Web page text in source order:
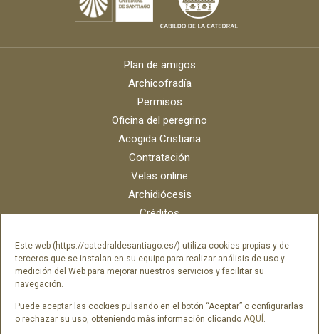
Este web (https://catedraldesantiago.es/) utiliza cookies propias y de
terceros que se instalan en su equipo para realizar análisis de uso y
medición del Web para mejorar nuestros servicios y facilitar su
navegación.
Puede aceptar las cookies pulsando en el botón “Aceptar” o configurarlas
o rechazar su uso, obteniendo más información clicando AQUÍ.
Plan de amigos
Archicofradía
Permisos
Oficina del peregrino
Acogida Cristiana
Contratación
Velas online
Archidiócesis
Créditos
Contacto
Portal del empleado SAMI Catedral